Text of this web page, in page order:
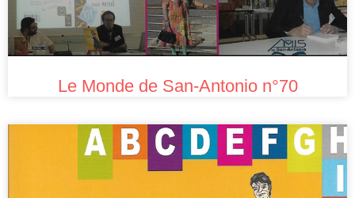
Le Monde de San-Antonio n°70